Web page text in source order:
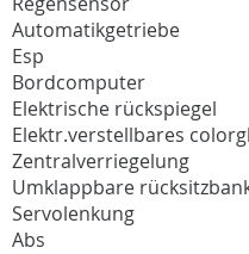
Automatikgetriebe
Esp
Bordcomputer
Elektrische rückspiegel
Elektr.verstellbares
Zentralverriegelung
Umklappbare
Servolenkung
Abs